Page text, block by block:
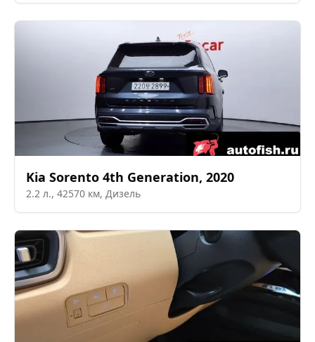
Kia Sorento 4th Generation, 2020
2.2 л., 42570 км, Дизель